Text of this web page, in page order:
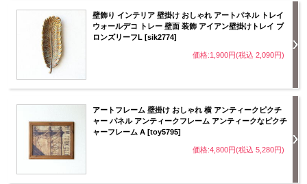
壁飾り インテリア 壁掛け おしゃれ アートパネル トレイ
ウォールデコ トレー 壁面 装飾 アイアン壁掛けトレイ ブ
ロンズリーフL [sik2774]
価格:1,900円(税込 2,090円)
アートフレーム 壁掛け おしゃれ 横 アンティークピクチ
ャー パネル アンティークフレーム アンティークなピクチ
ャーフレーム A [toy5795]
価格:4,800円(税込 5,280円)